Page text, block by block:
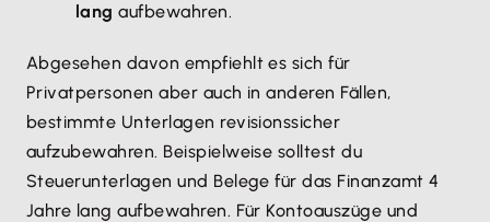
lang aufbewahren.
Abgesehen davon empfiehlt es sich für
Privatpersonen aber auch in anderen Fällen,
bestimmte Unterlagen revisionssicher
aufzubewahren. Beispielweise solltest du
Steuerunterlagen und Belege für das Finanzamt 4
Jahre lang aufbewahren. Für Kontoauszüge und